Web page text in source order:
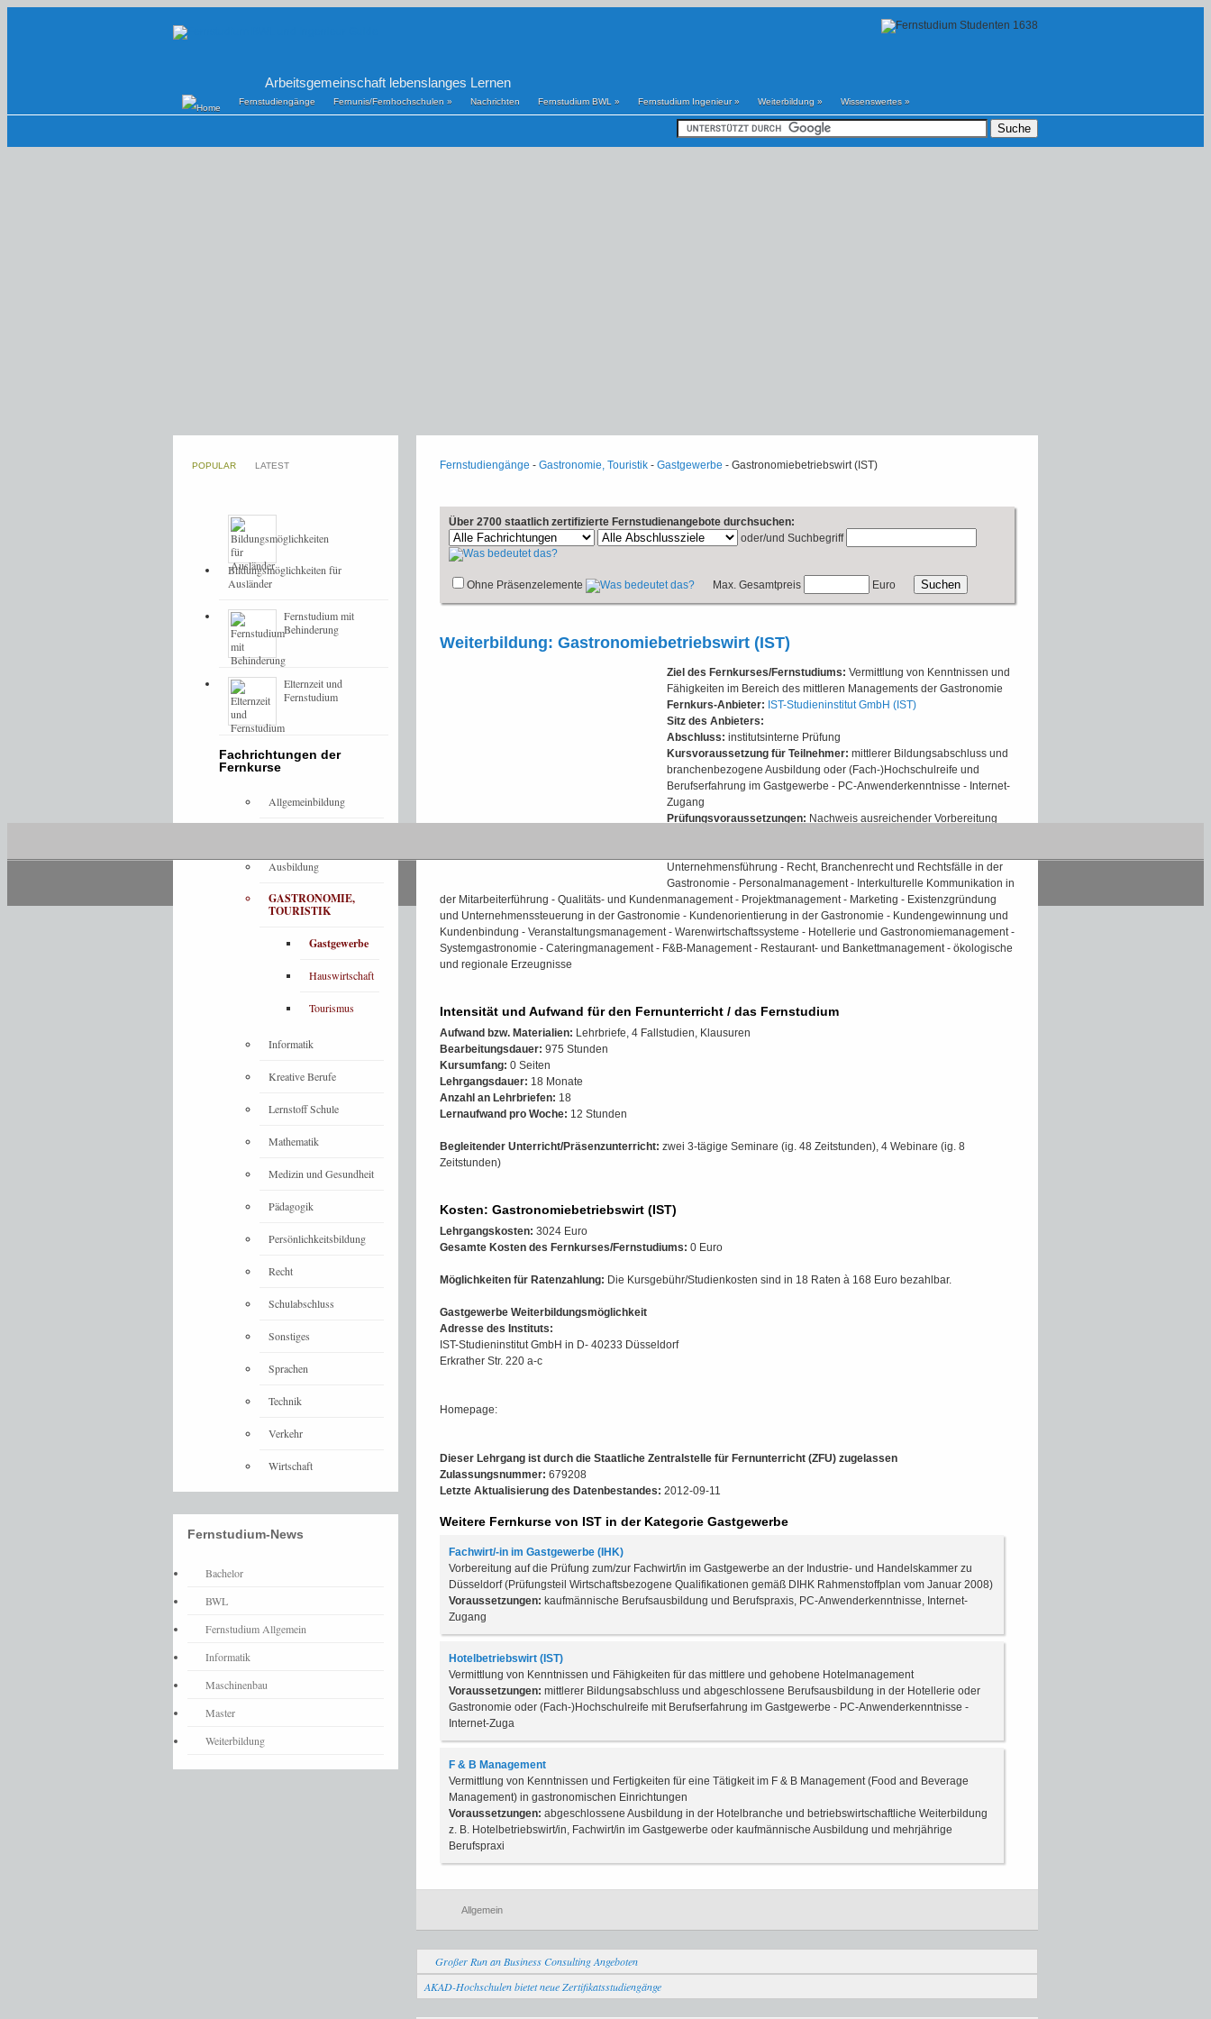
Arbeitsgemeinschaft lebenslanges Lernen
Fernstudiengänge Fernunis/Fernhochschulen » Nachrichten Fernstudium BWL » Fernstudium Ingenieur» Weiterbildung » Wissenswertes »
Fernstudiengänge - Gastronomie, Touristik - Gastgewerbe - Gastronomiebetriebswirt (IST)
Über 2700 staatlich zertifizierte Fernstudienangebote durchsuchen:
oder/und Suchbegriff
Ohne Präsenzelemente Max. Gesamtpreis Euro
Weiterbildung: Gastronomiebetriebswirt (IST)
Ziel des Fernkurses/Fernstudiums: Vermittlung von Kenntnissen und
Fähigkeiten im Bereich des mittleren Managements der Gastronomie
Fernkurs-Anbieter: IST-Studieninstitut GmbH (IST)
Sitz des Anbieters:
Abschluss: institutsinterne Prüfung
Kursvoraussetzung für Teilnehmer: mittlerer Bildungsabschluss und
branchenbezogene Ausbildung oder (Fach-)Hochschulreife und
Berufserfahrung im Gastgewerbe - PC-Anwenderkenntnisse - Internet-
Zugang
Prüfungsvoraussetzungen: Nachweis ausreichender Vorbereitung
Unternehmensführung - Recht, Branchenrecht und Rechtsfälle in der
Gastronomie - Personalmanagement - Interkulturelle Kommunikation in
der Mitarbeiterführung - Qualitäts- und Kundenmanagement - Projektmanagement - Marketing - Existenzgründung
und Unternehmenssteuerung in der Gastronomie - Kundenorientierung in der Gastronomie - Kundengewinnung und
Kundenbindung - Veranstaltungsmanagement - Warenwirtschaftssysteme - Hotellerie und Gastronomiemanagement -
Systemgastronomie - Cateringmanagement - F&B-Management - Restaurant- und Bankettmanagement - ökologische
und regionale Erzeugnisse
Intensität und Aufwand für den Fernunterricht / das Fernstudium
Aufwand bzw. Materialien: Lehrbriefe, 4 Fallstudien, Klausuren
Bearbeitungsdauer: 975 Stunden
Kursumfang: 0 Seiten
Lehrgangsdauer: 18 Monate
Anzahl an Lehrbriefen: 18
Lernaufwand pro Woche: 12 Stunden
Begleitender Unterricht/Präsenzunterricht: zwei 3-tägige Seminare (ig. 48 Zeitstunden), 4 Webinare (ig. 8
Zeitstunden)
Kosten: Gastronomiebetriebswirt (IST)
Lehrgangskosten: 3024 Euro
Gesamte Kosten des Fernkurses/Fernstudiums: 0 Euro
Möglichkeiten für Ratenzahlung: Die Kursgebühr/Studienkosten sind in 18 Raten à 168 Euro bezahlbar.
Gastgewerbe Weiterbildungsmöglichkeit
Adresse des Instituts:
IST-Studieninstitut GmbH in D- 40233 Düsseldorf
Erkrather Str. 220 a-c
Homepage:
Dieser Lehrgang ist durch die Staatliche Zentralstelle für Fernunterricht (ZFU) zugelassen
Zulassungsnummer: 679208
Letzte Aktualisierung des Datenbestandes: 2012-09-11
Weitere Fernkurse von IST in der Kategorie Gastgewerbe
Fachwirt/-in im Gastgewerbe (IHK)
Vorbereitung auf die Prüfung zum/zur Fachwirt/in im Gastgewerbe an der Industrie- und Handelskammer zu
Düsseldorf (Prüfungsteil Wirtschaftsbezogene Qualifikationen gemäß DIHK Rahmenstoffplan vom Januar 2008)
Voraussetzungen: kaufmännische Berufsausbildung und Berufspraxis, PC-Anwenderkenntnisse, Internet-
Zugang
Hotelbetriebswirt (IST)
Vermittlung von Kenntnissen und Fähigkeiten für das mittlere und gehobene Hotelmanagement
Voraussetzungen: mittlerer Bildungsabschluss und abgeschlossene Berufsausbildung in der Hotellerie oder
Gastronomie oder (Fach-)Hochschulreife mit Berufserfahrung im Gastgewerbe - PC-Anwenderkenntnisse -
Internet-Zuga
F & B Management
Vermittlung von Kenntnissen und Fertigkeiten für eine Tätigkeit im F & B Management (Food and Beverage
Management) in gastronomischen Einrichtungen
Voraussetzungen: abgeschlossene Ausbildung in der Hotelbranche und betriebswirtschaftliche Weiterbildung
z. B. Hotelbetriebswirt/in, Fachwirt/in im Gastgewerbe oder kaufmännische Ausbildung und mehrjährige
Berufspraxi
Allgemein
Großer Run an Business Consulting Angeboten
AKAD-Hochschulen bietet neue Zertifikatsstudiengänge
POPULAR LATEST
Bildungsmöglichkeiten für
Ausländer
Fernstudium mit
Behinderung
Elternzeit und
Fernstudium
Fachrichtungen der
Fernkurse
Allgemeinbildung
Ausbildung
GASTRONOMIE,
TOURISTIK
Gastgewerbe
Hauswirtschaft
Tourismus
Informatik
Kreative Berufe
Lernstoff Schule
Mathematik
Medizin und Gesundheit
Pädagogik
Persönlichkeitsbildung
Recht
Schulabschluss
Sonstiges
Sprachen
Technik
Verkehr
Wirtschaft
Fernstudium-News
Bachelor
BWL
Fernstudium Allgemein
Informatik
Maschinenbau
Master
Weiterbildung